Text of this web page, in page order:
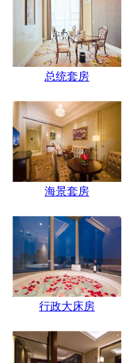
总统套房
海景套房
行政大床房